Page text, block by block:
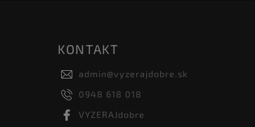
KONTAKT
admin@vyzerajdobre.sk
0948 618 018
VYZERAJdobre